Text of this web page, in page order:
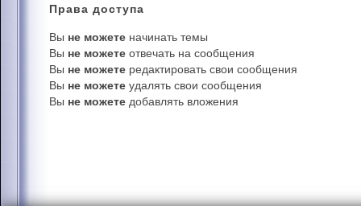
Права доступа
Вы не можете начинать темы
Вы не можете отвечать на сообщения
Вы не можете редактировать свои сообщения
Вы не можете удалять свои сообщения
Вы не можете добавлять вложения